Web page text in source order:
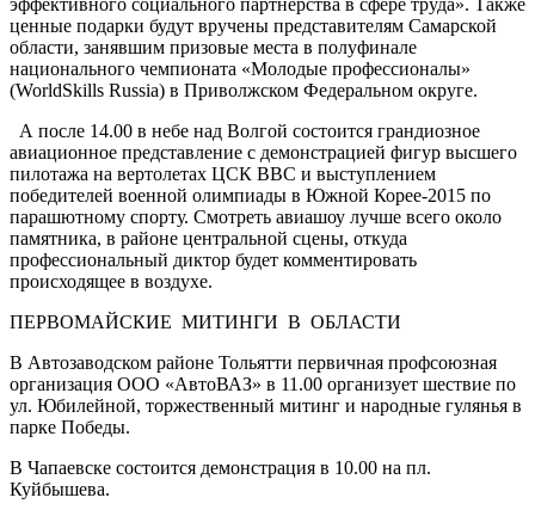
эффективного социального партнерства в сфере труда». Также
ценные подарки будут вручены представителям Самарской
области, занявшим призовые места в полуфинале
национального чемпионата «Молодые профессионалы»
(WorldSkills Russia) в Приволжском Федеральном округе.
А после 14.00 в небе над Волгой состоится грандиозное
авиационное представление с демонстрацией фигур высшего
пилотажа на вертолетах ЦСК ВВС и выступлением
победителей военной олимпиады в Южной Корее-2015 по
парашютному спорту. Смотреть авиашоу лучше всего около
памятника, в районе центральной сцены, откуда
профессиональный диктор будет комментировать
происходящее в воздухе.
ПЕРВОМАЙСКИЕ МИТИНГИ В ОБЛАСТИ
В Автозаводском районе Тольятти первичная профсоюзная
организация ООО «АвтоВАЗ» в 11.00 организует шествие по
ул. Юбилейной, торжественный митинг и народные гулянья в
парке Победы.
В Чапаевске состоится демонстрация в 10.00 на пл.
Куйбышева.